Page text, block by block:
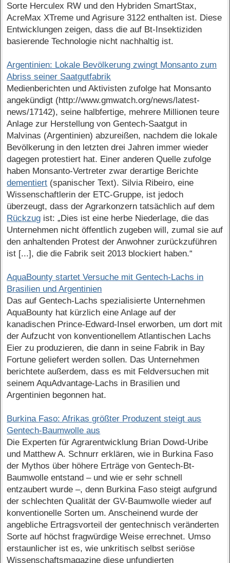
Sorte Herculex RW und den Hybriden SmartStax,
AcreMax XTreme und Agrisure 3122 enthalten ist. Diese
Entwicklungen zeigen, dass die auf Bt-Insektiziden
basierende Technologie nicht nachhaltig ist.
Argentinien: Lokale Bevölkerung zwingt Monsanto zum
Abriss seiner Saatgutfabrik
Medienberichten und Aktivisten zufolge hat Monsanto
angekündigt (http://www.gmwatch.org/news/latest-
news/17142), seine halbfertige, mehrere Millionen teure
Anlage zur Herstellung von Gentech-Saatgut in
Malvinas (Argentinien) abzureißen, nachdem die lokale
Bevölkerung in den letzten drei Jahren immer wieder
dagegen protestiert hat. Einer anderen Quelle zufolge
haben Monsanto-Vertreter zwar derartige Berichte
dementiert (spanischer Text). Silvia Ribeiro, eine
Wissenschaftlerin der ETC-Gruppe, ist jedoch
überzeugt, dass der Agrarkonzern tatsächlich auf dem
Rückzug ist: „Dies ist eine herbe Niederlage, die das
Unternehmen nicht öffentlich zugeben will, zumal sie auf
den anhaltenden Protest der Anwohner zurückzuführen
ist [...], die die Fabrik seit 2013 blockiert haben.“
AquaBounty startet Versuche mit Gentech-Lachs in
Brasilien und Argentinien
Das auf Gentech-Lachs spezialisierte Unternehmen
AquaBounty hat kürzlich eine Anlage auf der
kanadischen Prince-Edward-Insel erworben, um dort mit
der Aufzucht von konventionellem Atlantischen Lachs
Eier zu produzieren, die dann in seine Fabrik in Bay
Fortune geliefert werden sollen. Das Unternehmen
berichtete außerdem, dass es mit Feldversuchen mit
seinem AquAdvantage-Lachs in Brasilien und
Argentinien begonnen hat.
Burkina Faso: Afrikas größter Produzent steigt aus
Gentech-Baumwolle aus
Die Experten für Agrarentwicklung Brian Dowd-Uribe
und Matthew A. Schnurr erklären, wie in Burkina Faso
der Mythos über höhere Erträge von Gentech-Bt-
Baumwolle entstand – und wie er sehr schnell
entzaubert wurde –, denn Burkina Faso steigt aufgrund
der schlechten Qualität der GV-Baumwolle wieder auf
konventionelle Sorten um. Anscheinend wurde der
angebliche Ertragsvorteil der gentechnisch veränderten
Sorte auf höchst fragwürdige Weise errechnet. Umso
erstaunlicher ist es, wie unkritisch selbst seriöse
Wissenschaftsmagazine diese unfundierten